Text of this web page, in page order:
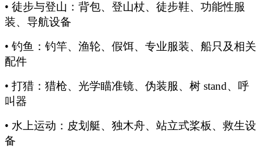
• 徒步与登山：背包、登山杖、徒步鞋、功能性服
装、导航设备
• 钓鱼：钓竿、渔轮、假饵、专业服装、船只及相关
配件
• 打猎：猎枪、光学瞄准镜、伪装服、树 stand、呼
叫器
• 水上运动：皮划艇、独木舟、站立式桨板、救生设
备